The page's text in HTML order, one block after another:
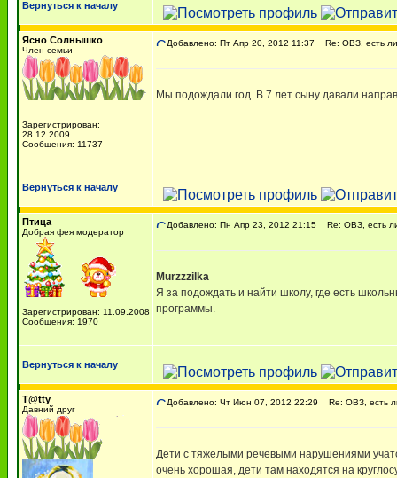
Вернуться к началу
Ясно Солнышко
Член семьи
Зарегистрирован:
28.12.2009
Сообщения: 11737
Добавлено: Пт Апр 20, 2012 11:37 Re: ОВЗ, есть ли
Мы подождали год. В 7 лет сыну давали
Вернуться к началу
Птица
Добрая фея модератор
Зарегистрирован: 11.09.2008
Сообщения: 1970
Добавлено: Пн Апр 23, 2012 21:15 Re: ОВЗ, есть
Murzzzilka
Я за подождать и найти школу, где есть
программы.
Вернуться к началу
T@tty
Давний друг
Добавлено: Чт Июн 07, 2012 22:29 Re: ОВЗ, есть
Дети с тяжелыми речевыми нарушениями
очень хорошая, дети там находятся на